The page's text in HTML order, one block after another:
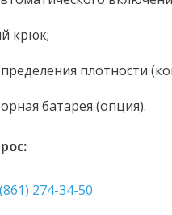
крюк;
плотности
батарея (опция).
(861) 274-34-50